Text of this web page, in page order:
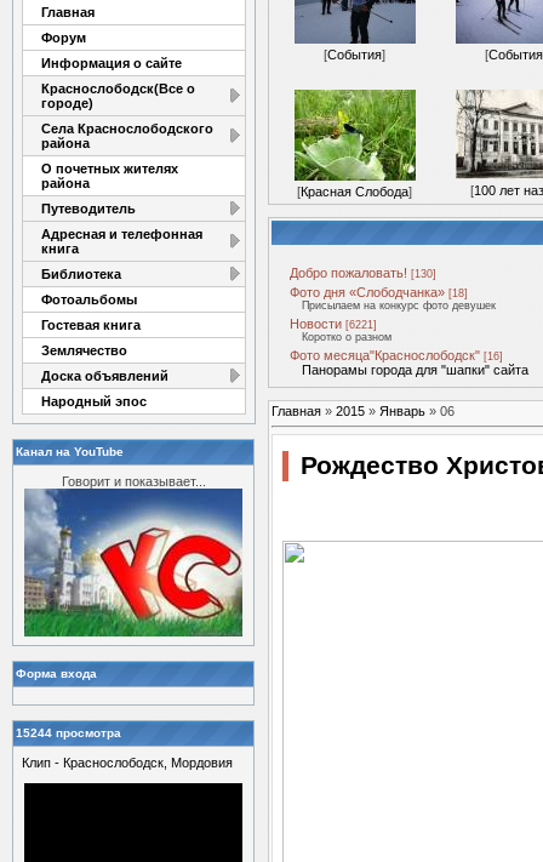
Главная
Форум
Информация о сайте
Краснослободск(Все о
городе)
Села Краснослободского
района
О почетных жителях
района
Путеводитель
Адресная и телефонная
книга
Библиотека
Фотоальбомы
Гостевая книга
Землячество
Доска объявлений
Народный эпос
Канал на YouTube
Говорит и показывает...
Форма входа
15244 просмотра
Клип - Краснослободск, Мордовия
[События] [События
[Красная Слобода] [100 лет
Добро пожаловать! [130]
Фото дня «Слободчанка» [18]
Присылаем на конкурс фото девушек
Новости [6221]
Коротко о разном
Фото месяца"Краснослободск" [16]
Панорамы города для "шапки" сайта
Главная » 2015 » Январь » 06
Рождество